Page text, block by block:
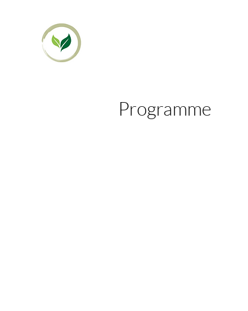
Programme